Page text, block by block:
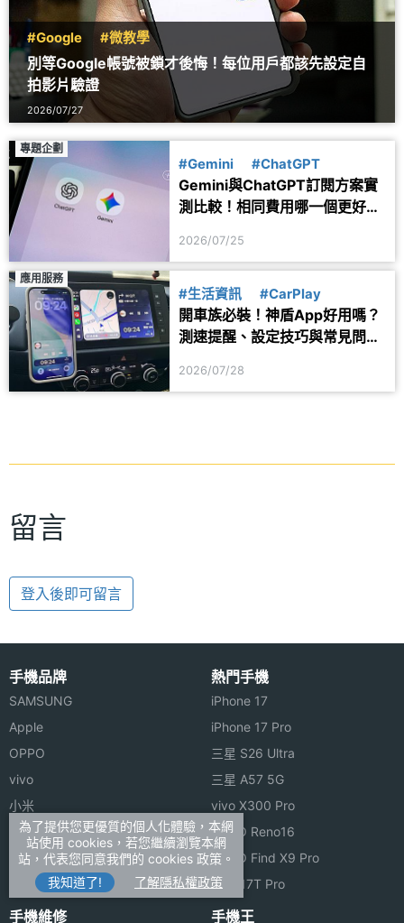
#Google #微教學
別等Google帳號被鎖才後悔！每位用戶都該先設定自
拍影片驗證
2026/07/27
專題企劃
#Gemini #ChatGPT
Gemini與ChatGPT訂閱方案實
測比較！相同費用哪一個更好
2026/07/25
應用服務
#生活資訊 #CarPlay
開車族必裝！神盾App好用嗎？
測速提醒、設定技巧與常見問題
2026/07/28
留言
登入後即可留言
手機品牌
SAMSUNG
Apple
OPPO
vivo
小米
ASUS
Sony
realme
熱門手機
iPhone 17
iPhone 17 Pro
三星 S26 Ultra
三星 A57 5G
vivo X300 Pro
OPPO Reno16
OPPO Find X9 Pro
小米 17T Pro
手機維修 手機王
為了提供您更優質的個人化體驗，本網
站使用 cookies，若您繼續瀏覽本網
站，代表您同意我們的 cookies 政策。
我知道了!
了解隱私權政策